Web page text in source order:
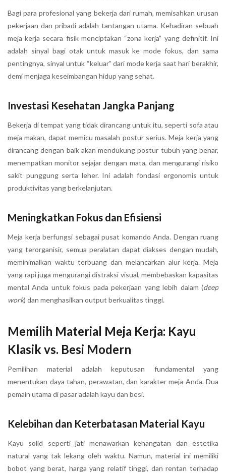
Bagi para profesional yang bekerja dari rumah, memisahkan urusan
pekerjaan dan pribadi adalah tantangan utama. Kehadiran sebuah
meja kerja secara fisik menciptakan “zona kerja” yang definitif. Ini
adalah sinyal bagi otak untuk masuk ke mode fokus, dan sama
pentingnya, sinyal untuk “keluar” dari mode kerja saat hari berakhir,
demi menjaga keseimbangan hidup yang sehat.
Investasi Kesehatan Jangka Panjang
Bekerja di tempat yang tidak dirancang untuk itu, seperti sofa atau
meja makan, dapat memicu masalah postur serius. Meja kerja yang
dirancang dengan baik akan mendukung postur tubuh yang benar,
menempatkan monitor sejajar dengan mata, dan mengurangi risiko
sakit punggung serta leher. Ini adalah fondasi ergonomis untuk
produktivitas yang berkelanjutan.
Meningkatkan Fokus dan Efisiensi
Meja kerja berfungsi sebagai pusat komando Anda. Dengan ruang
yang terorganisir, semua peralatan dapat diakses dengan mudah,
meminimalkan waktu terbuang dan melancarkan alur kerja. Meja
yang rapi juga mengurangi distraksi visual, membebaskan kapasitas
mental Anda untuk fokus pada pekerjaan yang lebih dalam (deep
work) dan menghasilkan output berkualitas tinggi.
Memilih Material Meja Kerja: Kayu
Klasik vs. Besi Modern
Pemilihan material adalah keputusan fundamental yang
menentukan daya tahan, perawatan, dan karakter meja Anda. Dua
pemain utama di pasar adalah kayu dan besi.
Kelebihan dan Keterbatasan Material Kayu
Kayu solid seperti jati menawarkan kehangatan dan estetika
natural yang tak lekang oleh waktu. Namun, material ini memiliki
bobot yang berat, harga yang relatif tinggi, dan rentan terhadap